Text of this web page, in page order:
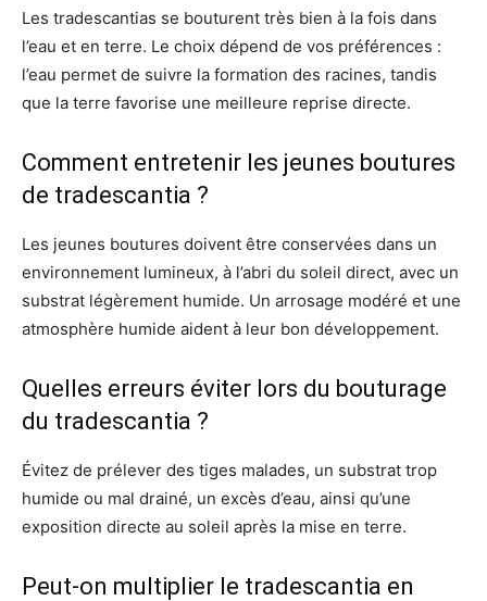
Les tradescantias se bouturent très bien à la fois dans
l’eau et en terre. Le choix dépend de vos préférences :
l’eau permet de suivre la formation des racines, tandis
que la terre favorise une meilleure reprise directe.
Comment entretenir les jeunes boutures
de tradescantia ?
Les jeunes boutures doivent être conservées dans un
environnement lumineux, à l’abri du soleil direct, avec un
substrat légèrement humide. Un arrosage modéré et une
atmosphère humide aident à leur bon développement.
Quelles erreurs éviter lors du bouturage
du tradescantia ?
Évitez de prélever des tiges malades, un substrat trop
humide ou mal drainé, un excès d’eau, ainsi qu’une
exposition directe au soleil après la mise en terre.
Peut-on multiplier le tradescantia en